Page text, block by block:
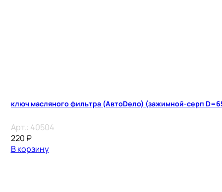
ключ масляного фильтра (АвтоDело) (зажимной-серп
Арт.: 40504
220 ₽
В корзину